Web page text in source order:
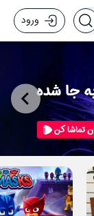
ورود